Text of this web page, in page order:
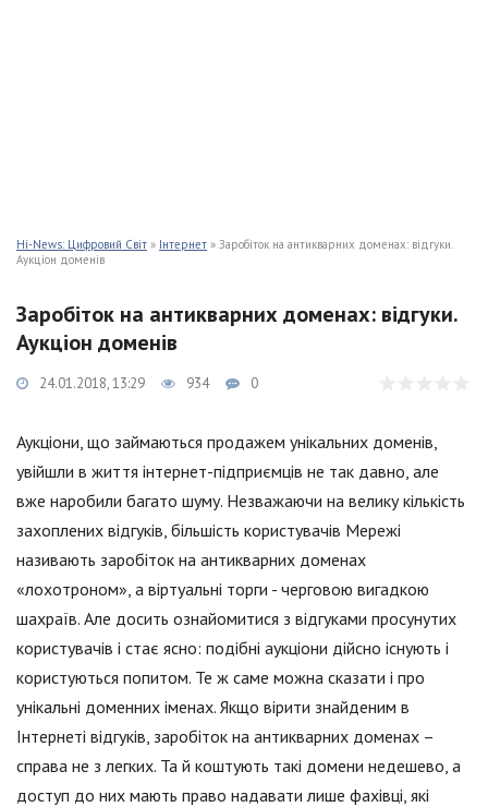
Hi-News: Цифровий Світ » Інтернет » Заробіток на антикварних доменах: відгуки.
Аукціон доменів
Заробіток на антикварних доменах: відгуки.
Аукціон доменів
24.01.2018, 13:29 934 0
Аукціони, що займаються продажем унікальних доменів,
увійшли в життя інтернет-підприємців не так давно, але
вже наробили багато шуму. Незважаючи на велику кількість
захоплених відгуків, більшість користувачів Мережі
називають заробіток на антикварних доменах
«лохотроном», а віртуальні торги - черговою вигадкою
шахраїв. Але досить ознайомитися з відгуками просунутих
користувачів і стає ясно: подібні аукціони дійсно існують і
користуються попитом. Те ж саме можна сказати і про
унікальні доменних іменах. Якщо вірити знайденим в
Інтернеті відгуків, заробіток на антикварних доменах –
справа не з легких. Та й коштують такі домени недешево, а
доступ до них мають право надавати лише фахівці, які